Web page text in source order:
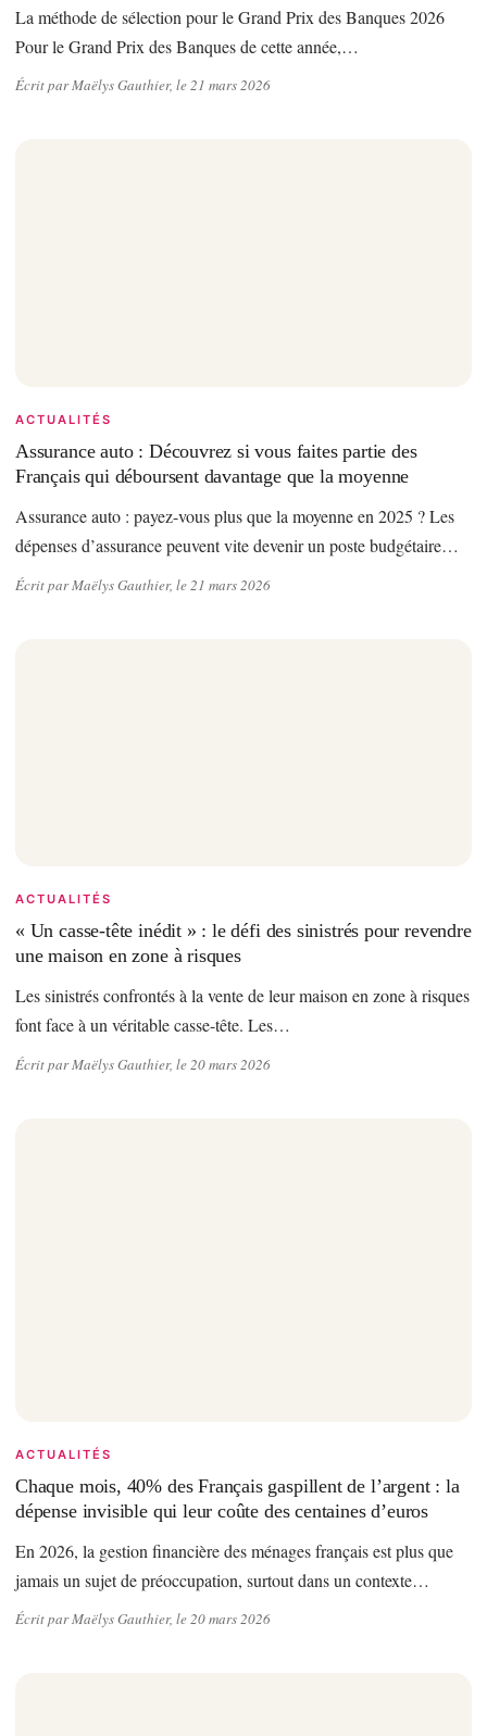
La méthode de sélection pour le Grand Prix des Banques 2026
Pour le Grand Prix des Banques de cette année,…
Écrit par Maëlys Gauthier, le 21 mars 2026
ACTUALITÉS
Assurance auto : Découvrez si vous faites partie des
Français qui déboursent davantage que la moyenne
Assurance auto : payez-vous plus que la moyenne en 2025 ? Les
dépenses d’assurance peuvent vite devenir un poste budgétaire…
Écrit par Maëlys Gauthier, le 21 mars 2026
ACTUALITÉS
« Un casse-tête inédit » : le défi des sinistrés pour revendre
une maison en zone à risques
Les sinistrés confrontés à la vente de leur maison en zone à risques
font face à un véritable casse-tête. Les…
Écrit par Maëlys Gauthier, le 20 mars 2026
ACTUALITÉS
Chaque mois, 40% des Français gaspillent de l’argent : la
dépense invisible qui leur coûte des centaines d’euros
En 2026, la gestion financière des ménages français est plus que
jamais un sujet de préoccupation, surtout dans un contexte…
Écrit par Maëlys Gauthier, le 20 mars 2026